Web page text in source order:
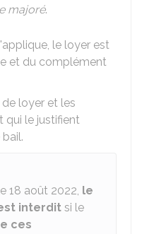
majoré.
le loyer est
et du complément
loyer et les
qui le justifient
18 août 2022, le
interdit si le
ces